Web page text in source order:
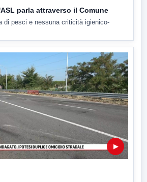
parla attraverso il Comune
di pesci e nessuna criticità igienico-
▶